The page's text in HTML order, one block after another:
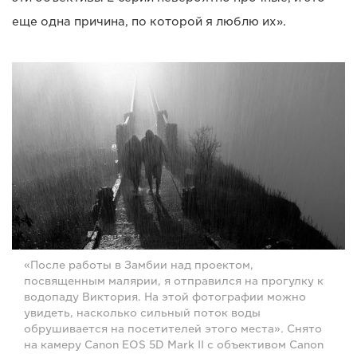
еще одна причина, по которой я люблю их».
«После работы в Замбии над проектом,
посвященным малярии, я отправился на прогулку к
водопаду Виктория. На этой фотографии можно
увидеть, насколько сильный поток воды
обрушивается на посетителей этого места». Снято
на камеру Canon EOS 5D Mark II с объективом Canon